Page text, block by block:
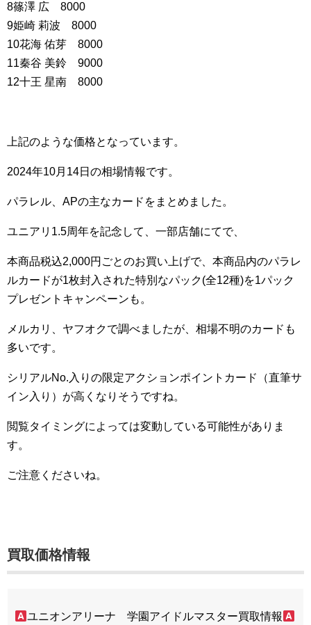
8篠澤 広 8000
9姫崎 莉波 8000
10花海 佑芽 8000
11秦谷 美鈴 9000
12十王 星南 8000
上記のような価格となっています。
2024年10月14日の相場情報です。
パラレル、APの主なカードをまとめました。
ユニアリ1.5周年を記念して、一部店舗にてで、
本商品税込2,000円ごとのお買い上げで、本商品内のパラレ
ルカードが1枚封入された特別なパック(全12種)を1パック
プレゼントキャンペーンも。
メルカリ、ヤフオクで調べましたが、相場不明のカードも
多いです。
シリアルNo.入りの限定アクションポイントカード（直筆サ
イン入り）が高くなりそうですね。
閲覧タイミングによっては変動している可能性がありま
す。
ご注意くださいね。
買取価格情報
ユニオンアリーナ 学園アイドルマスター買取情報